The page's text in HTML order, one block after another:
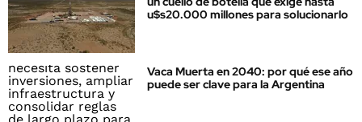
u$s20.000 millones para solucionarlo
Vaca Muerta en 2040: por qué ese año
puede ser clave para la Argentina